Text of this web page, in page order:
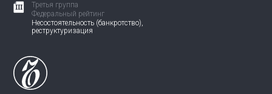
Третья группа
Федеральный рейтинг
Несостоятельность (банкротство),
реструктуризация